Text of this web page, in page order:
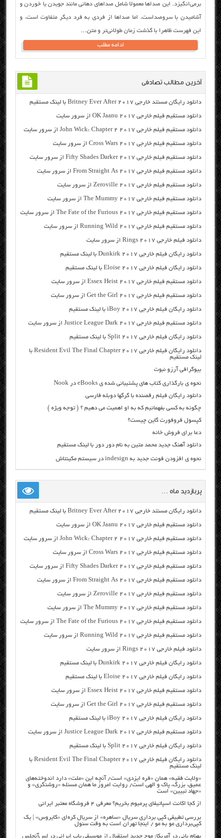
برمی‌انگیزد. این صداها معمولا شامل صداهای دهانی مانند جویدن یا خوردن و
آشامیدن با سروصداست، اما صداها از فردی به فرد دیگر متفاوت است، و
این فهرست ظاهرا با گذشت زمان طولانی‌تر و متن...
ادامه مطلب
آخرین مطالب تصادفی
دانلود رایگان مسنتد خارجی Britney Ever After 2017 با لینک مستقیم
دانلود مستقیم فیلم خارجی OK Jaanu 2017 از سرور سایت
دانلود مستقیم فیلم خارجی John Wick: Chapter 2 2017 از سرور سایت
دانلود مستقیم فیلم خارجی Cross Wars 2017 از سرور سایت
دانلود مستقیم فیلم خارجی Fifty Shades Darker 2017 از سرور سایت
دانلود مستقیم فیلم خارجی From Straight As 2017 از سرور سایت
دانلود مستقیم فیلم خارجی Zeroville 2017 از سرور سایت
دانلود مستقیم فیلم خارجی The Mummy 2017 از سرور سایت
دانلود مستقیم فیلم خارجی The Fate of the Furious 2017 از سرور سایت
دانلود مستقیم فیلم خارجی Running Wild 2017 از سرور سایت
دانلود فیلم خارجی Rings 2017 از سرور سایت
دانلود رایگان فیلم خارجی Dunkirk 2017 با لینک مستقیم
دانلود رایگان فیلم خارجی Eloise 2017 با لینک مستقیم
دانلود مستقیم فیلم خارجی Essex Heist 2017 از سرور سایت
دانلود مستقیم فیلم خارجی Get the Girl 2017 از سرور سایت
دانلود رایگان فیلم خارجی iBoy 2017 با لینک مستقیم
دانلود مستقیم فیلم خارجی Justice League Dark 2017 از سرور سایت
دانلود رایگان فیلم خارجی Split 2017 با لینک مستقیم
دانلود رایگان فیلم خارجی Resident Evil The Final Chapter 2017 با
لینک مستقیم
بیوگرافی آرزو نبوت
نحوه ی بارگذاری کتاب های پشتیبانی شده ی eBooks در Nook
دانلود رایگان فیلم رقصنده با گرگها دوبله فارسی
چگونه به کسی بفهمانیم که به او اهمیت می دهیم ؟ ( توجه ویژه )
کپسول فروفورت گاین چیست؟
دعا برای فروش خانه
دانلود آهنگ جدید محمد متین به نام دور دور با لینک مستقیم
نحوه ی افزودن فونت جدید به indesign در سیستم مکینتاش
پربازدید ماه …
دانلود رایگان مسنتد خارجی Britney Ever After 2017 با لینک مستقیم
دانلود مستقیم فیلم خارجی OK Jaanu 2017 از سرور سایت
دانلود مستقیم فیلم خارجی John Wick: Chapter 2 2017 از سرور سایت
دانلود مستقیم فیلم خارجی Cross Wars 2017 از سرور سایت
دانلود مستقیم فیلم خارجی Fifty Shades Darker 2017 از سرور سایت
دانلود مستقیم فیلم خارجی From Straight As 2017 از سرور سایت
دانلود مستقیم فیلم خارجی Zeroville 2017 از سرور سایت
دانلود مستقیم فیلم خارجی The Mummy 2017 از سرور سایت
دانلود مستقیم فیلم خارجی The Fate of the Furious 2017 از سرور سایت
دانلود مستقیم فیلم خارجی Running Wild 2017 از سرور سایت
دانلود فیلم خارجی Rings 2017 از سرور سایت
دانلود رایگان فیلم خارجی Dunkirk 2017 با لینک مستقیم
دانلود رایگان فیلم خارجی Eloise 2017 با لینک مستقیم
دانلود مستقیم فیلم خارجی Essex Heist 2017 از سرور سایت
دانلود مستقیم فیلم خارجی Get the Girl 2017 از سرور سایت
دانلود رایگان فیلم خارجی iBoy 2017 با لینک مستقیم
دانلود مستقیم فیلم خارجی Justice League Dark 2017 از سرور سایت
دانلود رایگان فیلم خارجی Split 2017 با لینک مستقیم
دانلود رایگان فیلم خارجی Resident Evil The Final Chapter 2017 با
لینک مستقیم
«ولایت فقیه» همان «فره ایزدی» است/ آنچه این «ملت» دارد اندوخته‌های
عمیق، بزرگ، پاک و الهی است/ روایت امروز ما همان مسئله «روشنگری» و
«جهاد تبیین» است
از کجا اکانت اسپاتیفای پرمیوم بخریم؟ معرفی ۴ فروشگاه معتبر ایرانی
بررسی تطبیقی کپی برداری سریال «ساهره» از سریال کره‌ای «کایروس» | یک
کپی‌برداری مو به مو / اینجا تهران است به وقت سئول
بهنام بانی در آمریکا: موج جدید استقبال از موسیقی پاپ ایرانی در لس‌آنجلس